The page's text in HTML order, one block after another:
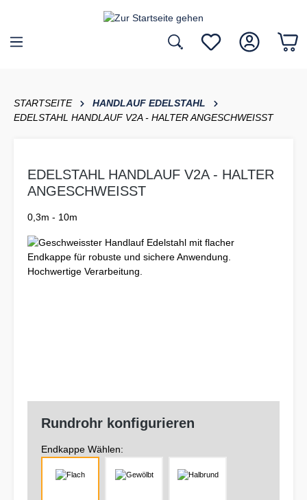
STARTSEITE
HANDLAUF EDELSTAHL
EDELSTAHL HANDLAUF V2A - HALTER ANGESCHWEISST
EDELSTAHL HANDLAUF V2A - HALTER
ANGESCHWEISST
0,3m - 10m
Rundrohr konfigurieren
Endkappe Wählen: